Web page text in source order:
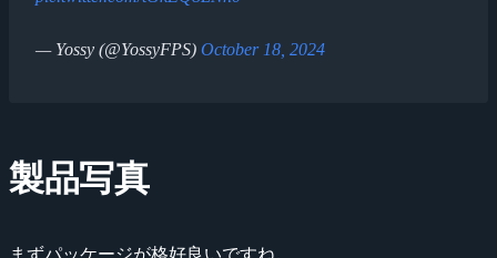
— Yossy (@YossyFPS) October 18, 2024
製品写真
まずパッケージが格好良いですね。